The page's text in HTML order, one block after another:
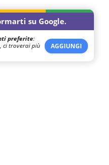
su Google.
preferite:
ci troverai più
AGGIUNGI